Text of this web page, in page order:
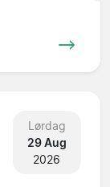
Lørdag
29 Aug
2026